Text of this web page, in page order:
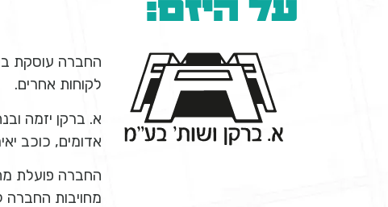
על היזם:
החברה עוסקת
לקוחות אחרים.
א. ברקן יזמה
אדומים, כוכב
החברה פועלת
מחויבות החברה